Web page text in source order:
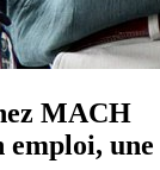
MACH
emploi,